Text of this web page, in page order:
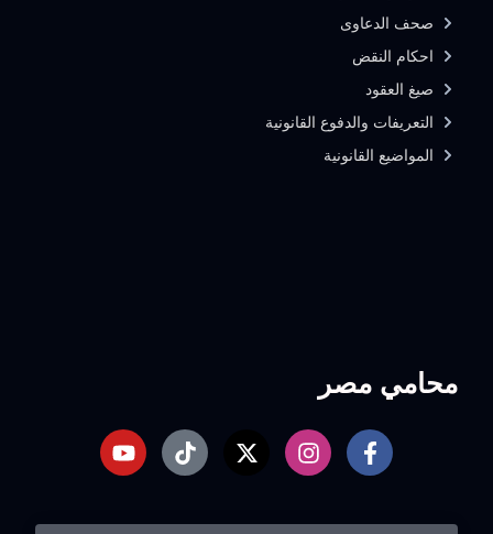
محامي مصر
صحف الدعاوى
احكام النقض
صيغ العقود
التعريفات والدفوع القانونية
المواضيع القانونية